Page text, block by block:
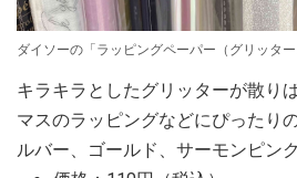
ダイソーの「ラッピングペーパー（グリッター
キラキラとしたグリッターが散り
マスのラッピングなどにぴったり
ルバー、ゴールド、サーモンピン